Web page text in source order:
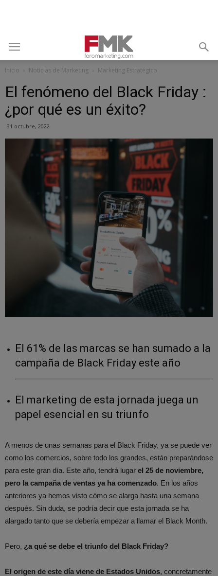
Inicio Noticias de Marketing Marketing Estratégico
El fenómeno del Black Friday :
¿por qué es un éxito?
31 octubre, 2022
El 61% de las marcas se han sumado a la
campaña de Black Friday este año
El marketing de esta jornada juega un
papel esencial en su triunfo
A menos de unas semanas para el Black Friday, ya se puede ver
como los comercios, sobre todo los grandes, están preparándose
para este gran día. Este año, tendrá lugar el 25 de noviembre,
pero la campaña de ventas ya ha comenzado. En los años
anteriores ya hemos visto cómo se alarga hasta una semana
después. Sin duda, se podría decir que esta jornada se ha
alargado tanto que se debería empezar a llamar el Black Month.
Pero, ¿a qué se debe el triunfo del Black Friday?
El origen de este día viene de Estados Unidos, concretamente